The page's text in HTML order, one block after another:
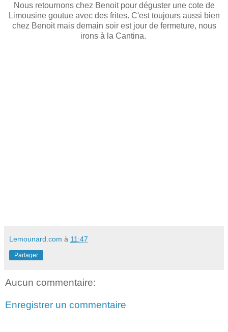
Nous retournons chez Benoit pour déguster une cote de
Limousine goutue avec des frites. C'est toujours aussi bien
chez Benoit mais demain soir est jour de fermeture, nous
irons à la Cantina.
Lemounard.com à 11:47
Partager
Aucun commentaire:
Enregistrer un commentaire